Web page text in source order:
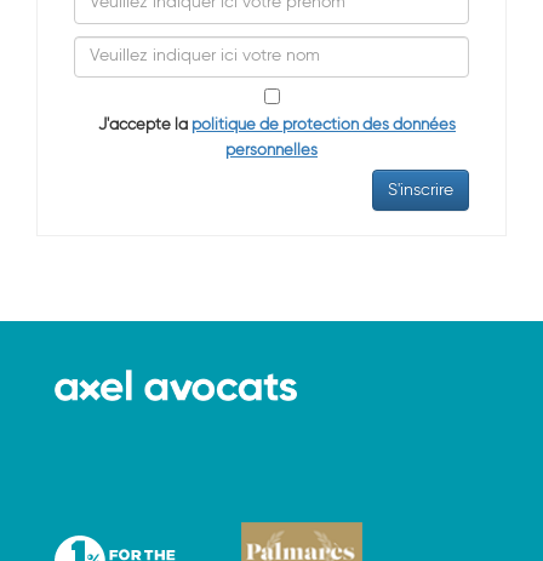
J'accepte la politique de protection des données
personnelles